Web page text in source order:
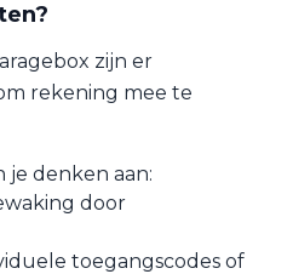
zijn er
rekening mee te
je denken aan:
door
toegangscodes of